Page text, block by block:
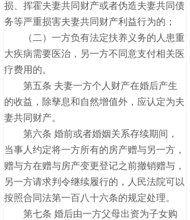
损、挥霍夫妻共同财产或者伪造夫妻共同债
务等严重损害夫妻共同财产利益行为的；
（二）一方负有法定扶养义务的人患重
大疾病需要医治，另一方不同意支付相关医
疗费用的。
第五条 夫妻一方个人财产在婚后产生
的收益，除孳息和自然增值外，应认定为夫
妻共同财产。
第六条 婚前或者婚姻关系存续期间，
当事人约定将一方所有的房产赠与另一方，
赠与方在赠与房产变更登记之前撤销赠与，
另一方请求判令继续履行的，人民法院可以
按照合同法第一百八十六条的规定处理。
第七条 婚后由一方父母出资为子女购